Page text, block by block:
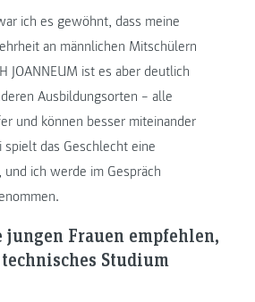
ich es gewöhnt, dass meine
an männlichen Mitschülern
JOANNEUM ist es aber deutlich
Ausbildungsorten – alle
und können besser miteinander
spielt das Geschlecht eine
ich werde im Gespräch
jungen Frauen empfehlen,
Studium